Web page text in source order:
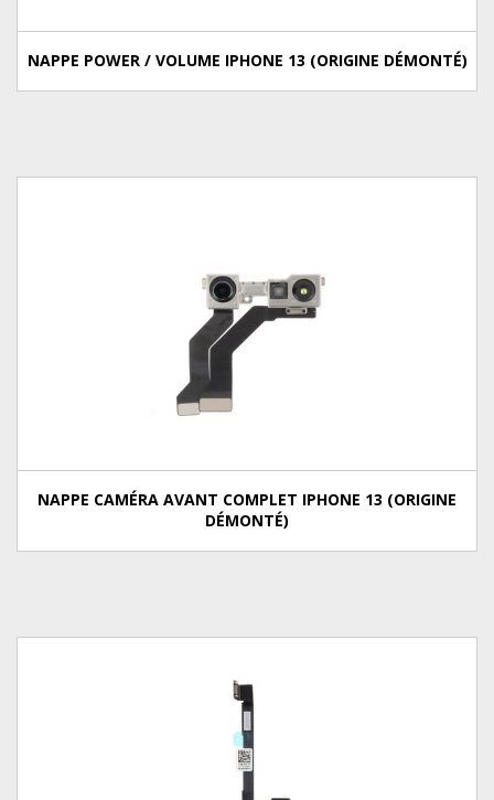
NAPPE POWER / VOLUME IPHONE 13 (ORIGINE DÉMONTÉ)
NAPPE CAMÉRA AVANT COMPLET IPHONE 13 (ORIGINE
DÉMONTÉ)